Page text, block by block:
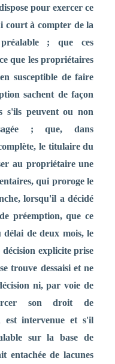
pour exercer ce
court à compter de la
; que ces
que les propriétaires
susceptible de faire
sachent de façon
s'ils peuvent ou non
; que, dans
le titulaire du
au propriétaire une
qui proroge le
lorsqu'il a décidé
préemption, que ce
de deux mois, le
explicite prise
trouve dessaisi et ne
ni, par voie de
son droit de
est intervenue et s'il
sur la base de
entachée de lacunes